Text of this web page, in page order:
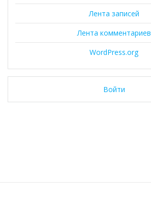
Лента записей
Лента комментариев
WordPress.org
Войти